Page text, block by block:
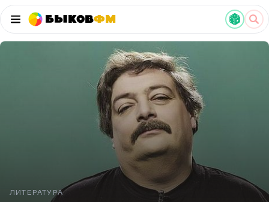
БыковФМ
ЛИТЕРАТУРА